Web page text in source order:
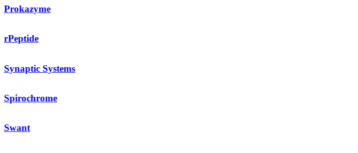
Prokazyme
rPeptide
Synaptic Systems
Spirochrome
Swant